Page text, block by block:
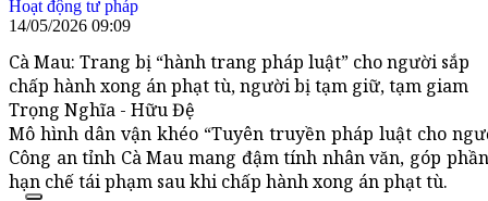
Hoạt động tư pháp
14/05/2026 09:09
Cà Mau: Trang bị “hành trang pháp luật” cho người sắp
chấp hành xong án phạt tù, người bị tạm giữ, tạm giam
Trọng Nghĩa - Hữu Đệ
Mô hình dân vận khéo “Tuyên truyền pháp luật cho
Công an tỉnh Cà Mau mang đậm tính nhân văn, góp
hạn chế tái phạm sau khi chấp hành xong án phạt tù.